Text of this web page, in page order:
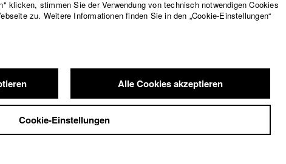
helfen sollen:
klicken, stimmen Sie der Verwendung von technisch notwendigen Cookies
zu. Weitere Informationen finden Sie in den „Cookie-Einstellungen“
Alle Cookies akzeptieren
Cookie-Einstellungen